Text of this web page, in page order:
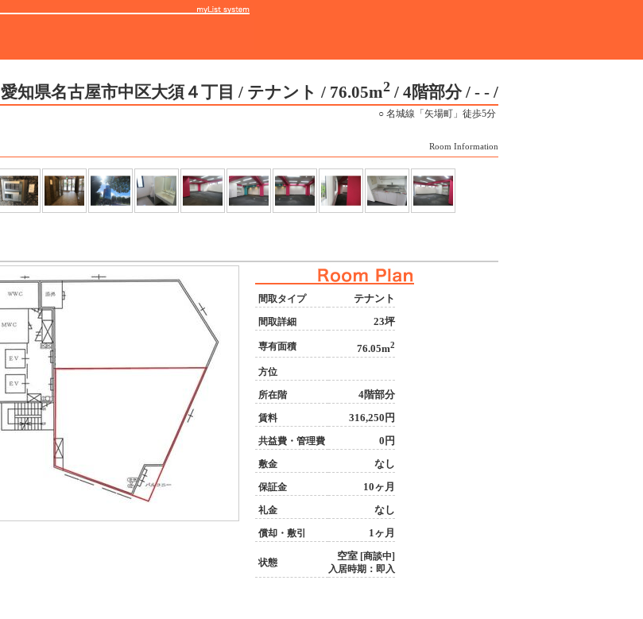
愛知県名古屋市中区大須４丁目 / テナント / 76.05m2 / 4階部分 / - - /
○ 名城線「矢場町」徒歩5分
Room Information
間取タイプ テナント
間取詳細 23坪
専有面積 76.05m2
方位
所在階 4階部分
賃料 316,250円
共益費・管理費 0円
敷金 なし
保証金 10ヶ月
礼金 なし
償却・敷引 1ヶ月
状態
空室 [商談中]
入居時期：即入